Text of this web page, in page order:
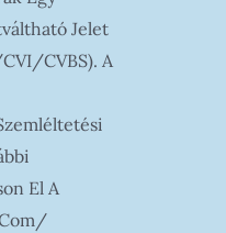
Jelet
CVBS). A
El A